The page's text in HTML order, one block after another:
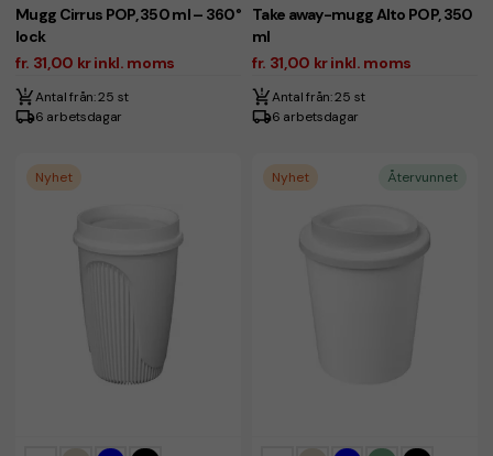
Mugg Cirrus POP, 350 ml – 360°
lock
fr. 31,00 kr inkl. moms
Antal från: 25 st
6 arbetsdagar
Take away-mugg Alto POP, 350
ml
fr. 31,00 kr inkl. moms
Antal från: 25 st
6 arbetsdagar
Nyhet Nyhet Återvunnet